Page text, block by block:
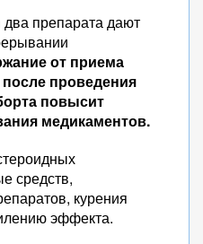
два препарата дают
от приема
проведения
повысит
медикаментов.
средств,
курения
эффекта.